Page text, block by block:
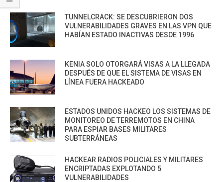
TUNNELCRACK: SE DESCUBRIERON DOS
VULNERABILIDADES GRAVES EN LAS VPN QUE
HABÍAN ESTADO INACTIVAS DESDE 1996
KENIA SOLO OTORGARÁ VISAS A LA LLEGADA
DESPUÉS DE QUE EL SISTEMA DE VISAS EN
LÍNEA FUERA HACKEADO
ESTADOS UNIDOS HACKEO LOS SISTEMAS DE
MONITOREO DE TERREMOTOS EN CHINA
PARA ESPIAR BASES MILITARES
SUBTERRÁNEAS
HACKEAR RADIOS POLICIALES Y MILITARES
ENCRIPTADAS EXPLOTANDO 5
VULNERABILIDADES